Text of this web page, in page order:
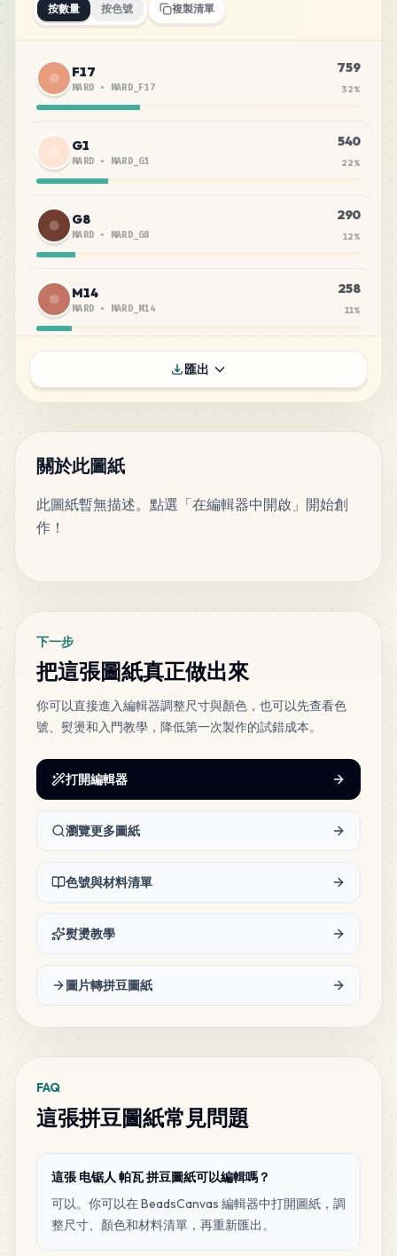
按數量 按色號 複製清單
F17
MARD • MARD_F17
759
32%
G1
MARD • MARD_G1
540
22%
G8
MARD • MARD_G8
290
12%
M14
MARD • MARD_M14
258
11%
%
MARD• MARD_F8
133
H7 121
96
F5
MARD•MARD_F5
C12
匯出
關於此圖紙
此圖紙暫無描述。點選「在編輯器中開啟」開始創
作！
下一步
把這張圖紙真正做出來
你可以直接進入編輯器調整尺寸與顏色，也可以先查看色
號、熨燙和入門教學，降低第一次製作的試錯成本。
打開編輯器
瀏覽更多圖紙
色號與材料清單
熨燙教學
圖片轉拼豆圖紙
FAQ
這張拼豆圖紙常見問題
這張 电锯人 帕瓦 拼豆圖紙可以編輯嗎？
可以。你可以在 BeadsCanvas 編輯器中打開圖紙，調
整尺寸、顏色和材料清單，再重新匯出。